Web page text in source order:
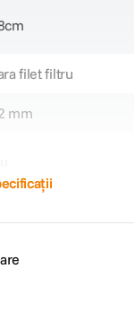
filet filtru
mm